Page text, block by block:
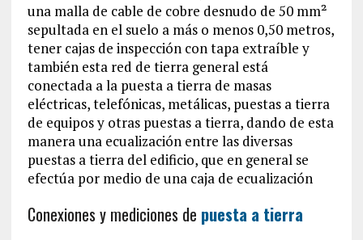
una malla de cable de cobre desnudo de 50 mm²
sepultada en el suelo a más o menos 0,50 metros,
tener cajas de inspección con tapa extraíble y
también esta red de tierra general está
conectada a la puesta a tierra de masas
eléctricas, telefónicas, metálicas, puestas a tierra
de equipos y otras puestas a tierra, dando de esta
manera una ecualización entre las diversas
puestas a tierra del edificio, que en general se
efectúa por medio de una caja de ecualización
Conexiones y mediciones de puesta a tierra